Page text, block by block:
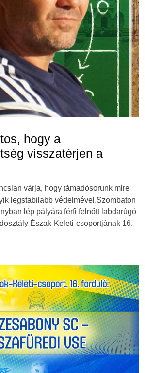
hogy a
visszatérjen a
várja, hogy támadósorunk mire
legstabilabb védelmével.Szombaton
lép pályára férfi felnőtt labdarúgó
Észak-Keleti-csoportjának 16.